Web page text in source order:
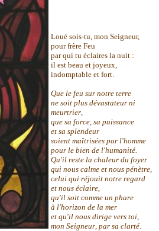
Loué sois-tu, mon Seigneur,
pour frère Feu
par qui tu éclaires la nuit :
il est beau et joyeux,
indomptable et fort.
Que le feu sur notre terre
ne soit plus dévastateur ni
meurtrier
que sa force sa puissance
et sa splendeur
soient maîtrisées par l'homme
pour le bien de l'humanité.
Qu'il reste la chaleur du foyer
qui nous calme et nous pénètre
celui qui réjouit notre regard
et nous éclaire
qu'il soit comme un phare
à l'horizon de la mer
et qu'il nous dirige vers toi
mon Seigneur par sa clarté